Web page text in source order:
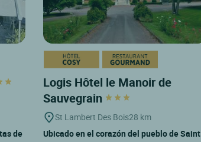
de
Logis Hôtel le Manoir de
Sauvegrain
St Lambert Des Bois28 km
Ubicado en el corazón del pueblo de Saint